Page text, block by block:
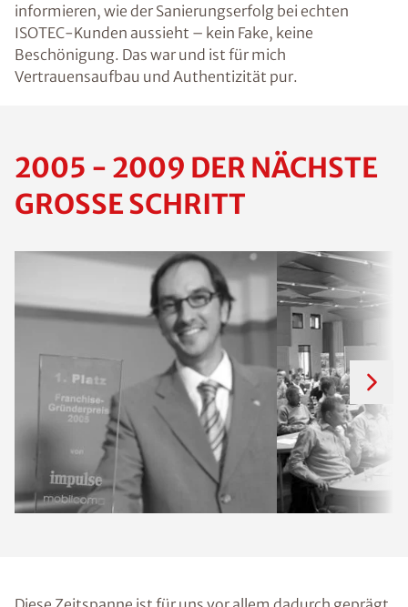
informieren, wie der Sanierungserfolg bei echten
ISOTEC-Kunden aussieht – kein Fake, keine
Beschönigung. Das war und ist für mich
Vertrauensaufbau und Authentizität pur.
2005 - 2009 DER NÄCHSTE
GROSSE SCHRITT